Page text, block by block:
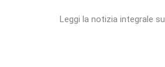
Leggi la notizia integrale su